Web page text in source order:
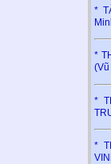
*
*
*
*